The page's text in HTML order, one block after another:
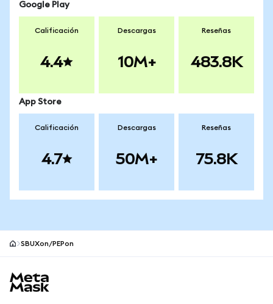
Google Play
Calificación
4.4
Descargas
10M+
Reseñas
483.8K
App Store
Calificación
4.7
Descargas
50M+
Reseñas
75.8K
SBUXon/PEPon